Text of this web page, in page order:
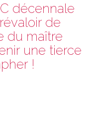
décennale
de
du maître
une tierce
!